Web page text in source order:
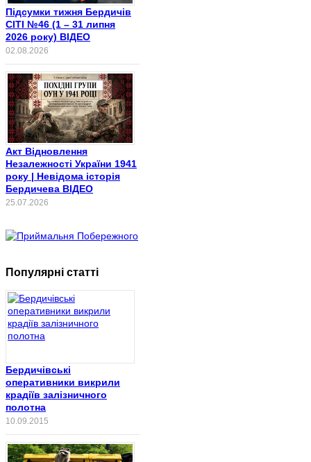
Підсумки тижня Бердичів
СІТІ №46 (1 – 31 липня
2026 року) ВІДЕО
02.08.2026
Акт Відновлення
Незалежності України 1941
року | Невідома історія
Бердичева ВІДЕО
25.07.2026
Популярні статті
Бердичівські
оперативники викрили
крадіїв залізничного
полотна
10.09.2015